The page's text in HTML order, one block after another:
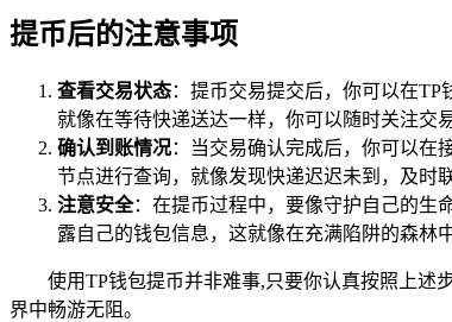
提币后的注意事项
查看交易状态：提币交易提交后，你可以在
就像在等待快递送达一样，你可以随时关注交
确认到账情况：当交易确认完成后，你可以在
节点进行查询，就像发现快递迟迟未到，及时
注意安全：在提币过程中，要像守护自己的生
露自己的钱包信息，这就像在充满陷阱的森林
使用TP钱包提币并非难事,只要你认真按照上述
界中畅游无阻。